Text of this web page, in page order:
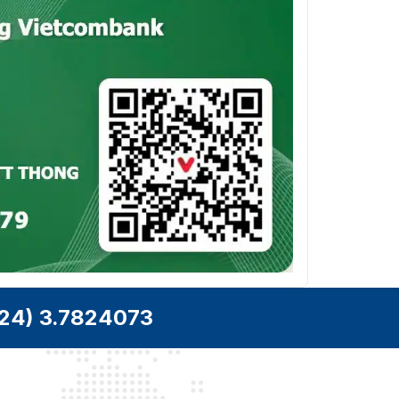
3.7824073